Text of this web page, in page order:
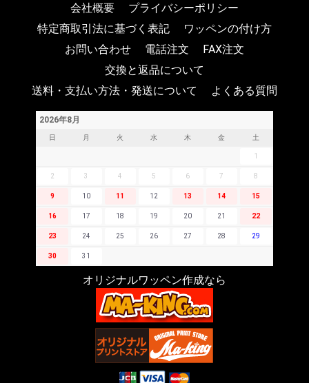
会社概要
プライバシーポリシー
特定商取引法に基づく表記
ワッペンの付け方
お問い合わせ
電話注文
FAX注文
交換と返品について
送料・支払い方法・発送について
よくある質問
2026年8月
日 月 火 水 木 金 土
1
2 3 4 5 6 7 8
9 10 11 12 13 14 15
16 17 18 19 20 21 22
23 24 25 26 27 28 29
30 31
オリジナルワッペン作成なら